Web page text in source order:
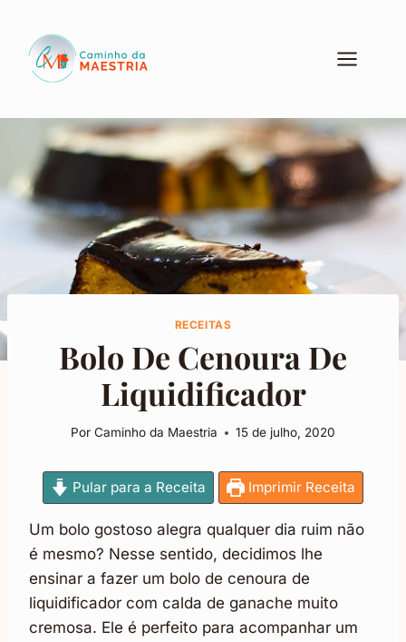
Conteúdo
RECEITAS
Bolo De Cenoura De
Liquidificador
Por Caminho da Maestria 15 de julho, 2020
Pular para a Receita Imprimir Receita
Um bolo gostoso alegra qualquer dia ruim não
é mesmo? Nesse sentido, decidimos lhe
ensinar a fazer um bolo de cenoura de
liquidificador com calda de ganache muito
cremosa. Ele é perfeito para acompanhar um